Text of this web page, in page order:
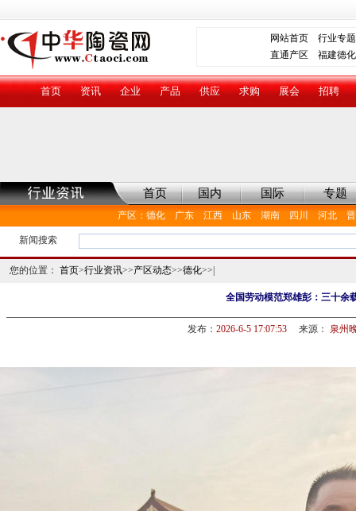
网站首页
行业专题
直通产区 福建德化
首页 资讯 企业 产品 供应 求购 展会 招聘
首页 国内 国际 专题
产区 ： 德化 广东 江西 山东 湖南 四川 河北
新闻搜索
您的位置： 首页>行业资讯>>产区动态>>德化>>|
全国劳动模范郑雄彭：三十余
发布： 2026-6-5 17:07:53来源： 泉州